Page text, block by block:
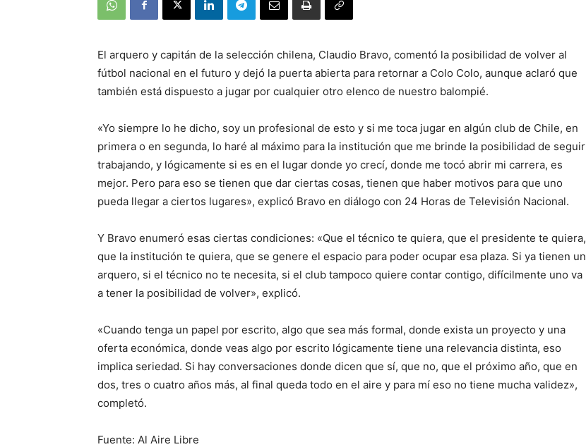
El arquero y capitán de la selección chilena, Claudio Bravo, comentó la posibilidad de volver al
fútbol nacional en el futuro y dejó la puerta abierta para retornar a Colo Colo, aunque aclaró que
también está dispuesto a jugar por cualquier otro elenco de nuestro balompié.
«Yo siempre lo he dicho, soy un profesional de esto y si me toca jugar en algún club de Chile, en
primera o en segunda, lo haré al máximo para la institución que me brinde la posibilidad de seguir
trabajando, y lógicamente si es en el lugar donde yo crecí, donde me tocó abrir mi carrera, es
mejor. Pero para eso se tienen que dar ciertas cosas, tienen que haber motivos para que uno
pueda llegar a ciertos lugares», explicó Bravo en diálogo con 24 Horas de Televisión Nacional.
Y Bravo enumeró esas ciertas condiciones: «Que el técnico te quiera, que el presidente te quiera,
que la institución te quiera, que se genere el espacio para poder ocupar esa plaza. Si ya tienen un
arquero, si el técnico no te necesita, si el club tampoco quiere contar contigo, difícilmente uno va
a tener la posibilidad de volver», explicó.
«Cuando tenga un papel por escrito, algo que sea más formal, donde exista un proyecto y una
oferta económica, donde veas algo por escrito lógicamente tiene una relevancia distinta, eso
implica seriedad. Si hay conversaciones donde dicen que sí, que no, que el próximo año, que en
dos, tres o cuatro años más, al final queda todo en el aire y para mí eso no tiene mucha validez»,
completó.
Fuente: Al Aire Libre